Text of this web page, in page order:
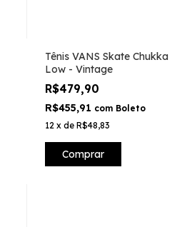
Tênis VANS Skate Chukka
Low - Vintage
R$479,90
R$455,91 com Boleto
12 x de R$48,83
Comprar